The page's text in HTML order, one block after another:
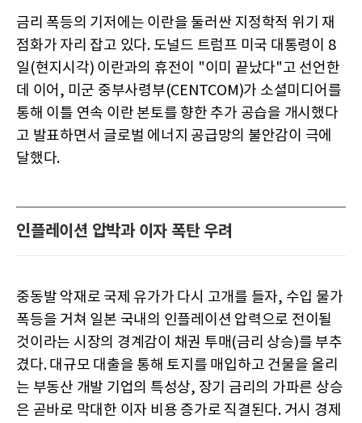
금리 폭등의 기저에는 이란을 둘러싼 지정학적 위기 재
점화가 자리 잡고 있다. 도널드 트럼프 미국 대통령이 8
일(현지시각) 이란과의 휴전이 "이미 끝났다"고 선언한
데 이어, 미군 중부사령부(CENTCOM)가 소셜미디어를
통해 이틀 연속 이란 본토를 향한 추가 공습을 개시했다
고 발표하면서 글로벌 에너지 공급망의 불안감이 극에
달했다.
인플레이션 압박과 이자 폭탄 우려
중동발 악재로 국제 유가가 다시 고개를 들자, 수입 물가
폭등을 거쳐 일본 국내의 인플레이션 압력으로 전이될
것이라는 시장의 경계감이 채권 투매(금리 상승)를 부추
겼다. 대규모 대출을 통해 토지를 매입하고 건물을 올리
는 부동산 개발 기업의 특성상, 장기 금리의 가파른 상승
은 곧바로 막대한 이자 비용 증가로 직결된다. 거시 경제